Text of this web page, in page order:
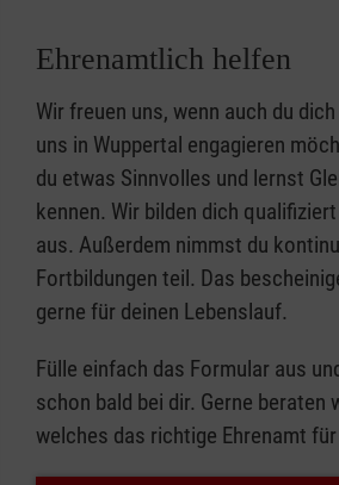
Ehrenamtlich helfen
Wir freuen uns, wenn auch du
uns in Wuppertal engagieren
du etwas Sinnvolles und lernst
kennen. Wir bilden dich
aus. Außerdem nimmst du
Fortbildungen teil. Das
gerne für deinen Lebenslauf.
Fülle einfach das Formular aus
schon bald bei dir. Gerne beraten
welches das richtige Ehrenamt